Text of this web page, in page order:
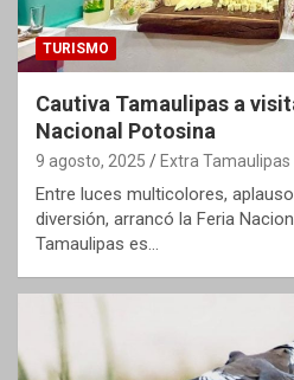
TURISMO
Cautiva Tamaulipas a
Nacional Potosina
9 agosto, 2025 Extra Tamaulipas
Entre luces multicolores,
diversión, arrancó la Feria
Tamaulipas es…